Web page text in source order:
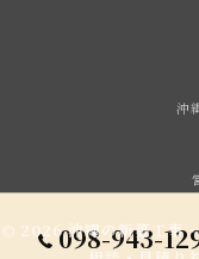
098-943-
沖
© 2026 沖縄の新築工事